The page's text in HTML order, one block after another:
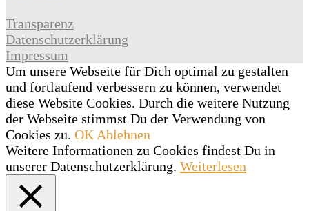
Transparenz
Datenschutzerklärung
Impressum
Um unsere Webseite für Dich optimal zu gestalten
und fortlaufend verbessern zu können, verwendet
diese Website Cookies. Durch die weitere Nutzung
der Webseite stimmst Du der Verwendung von
Cookies zu. OK Ablehnen
Weitere Informationen zu Cookies findest Du in
unserer Datenschutzerklärung. Weiterlesen